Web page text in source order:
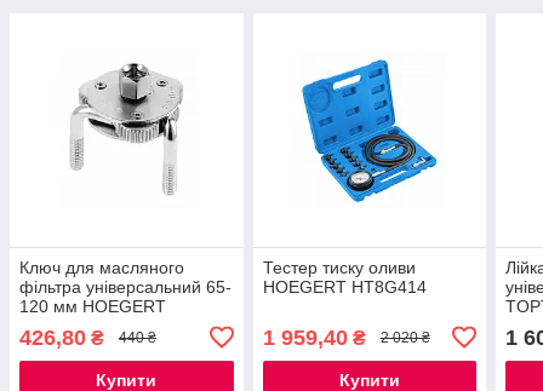
Ключ для масляного
фільтра універсальний 65-
120 мм HOEGERT
426,80 ₴ 440 ₴
Купити
Тестер тиску оливи
HOEGERT HT8G414
1 959,40₴ 2 020 ₴
Купити
1